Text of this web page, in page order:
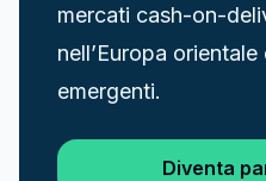
mercati cash-on-
nell’Europa
emergenti.
Diventa